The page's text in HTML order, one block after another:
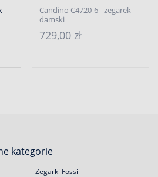
Candino C4720-6 - zegarek
damski
729,00 zł
kategorie
Zegarki Fossil